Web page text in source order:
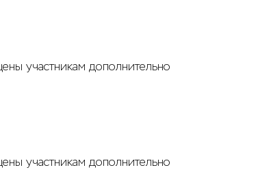
участникам дополнительно
участникам дополнительно